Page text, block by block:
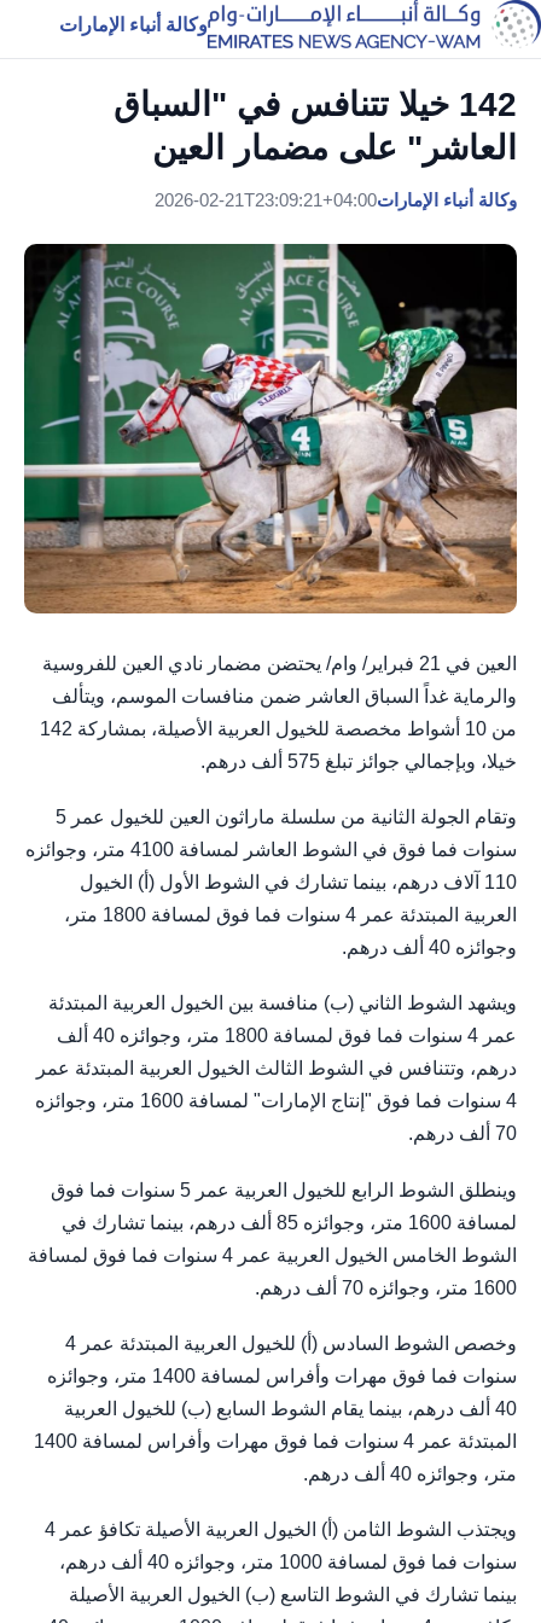
وكالة أنباء الإمارات
142 خيلا تتنافس في "السباق
العاشر" على مضمار العين
وكالة أنباء الإمارات2026-02-21T23:09:21+04:00
العين في 21 فبراير/ وام/ يحتضن مضمار نادي العين للفروسية
والرماية غداً السباق العاشر ضمن منافسات الموسم، ويتألف
من 10 أشواط مخصصة للخيول العربية الأصيلة، بمشاركة 142
خيلا، وبإجمالي جوائز تبلغ 575 ألف درهم.
وتقام الجولة الثانية من سلسلة ماراثون العين للخيول عمر 5
سنوات فما فوق في الشوط العاشر لمسافة 4100 متر، وجوائزه
110 آلاف درهم، بينما تشارك في الشوط الأول (أ) الخيول
العربية المبتدئة عمر 4 سنوات فما فوق لمسافة 1800 متر،
وجوائزه 40 ألف درهم.
ويشهد الشوط الثاني (ب) منافسة بين الخيول العربية المبتدئة
عمر 4 سنوات فما فوق لمسافة 1800 متر، وجوائزه 40 ألف
درهم، وتتنافس في الشوط الثالث الخيول العربية المبتدئة عمر
4 سنوات فما فوق "إنتاج الإمارات" لمسافة 1600 متر، وجوائزه
70 ألف درهم.
وينطلق الشوط الرابع للخيول العربية عمر 5 سنوات فما فوق
لمسافة 1600 متر، وجوائزه 85 ألف درهم، بينما تشارك في
الشوط الخامس الخيول العربية عمر 4 سنوات فما فوق لمسافة
1600 متر، وجوائزه 70 ألف درهم.
وخصص الشوط السادس (أ) للخيول العربية المبتدئة عمر 4
سنوات فما فوق مهرات وأفراس لمسافة 1400 متر، وجوائزه
40 ألف درهم، بينما يقام الشوط السابع (ب) للخيول العربية
المبتدئة عمر 4 سنوات فما فوق مهرات وأفراس لمسافة 1400
متر، وجوائزه 40 ألف درهم.
ويجتذب الشوط الثامن (أ) الخيول العربية الأصيلة تكافؤ عمر 4
سنوات فما فوق لمسافة 1000 متر، وجوائزه 40 ألف درهم،
بينما تشارك في الشوط التاسع (ب) الخيول العربية الأصيلة